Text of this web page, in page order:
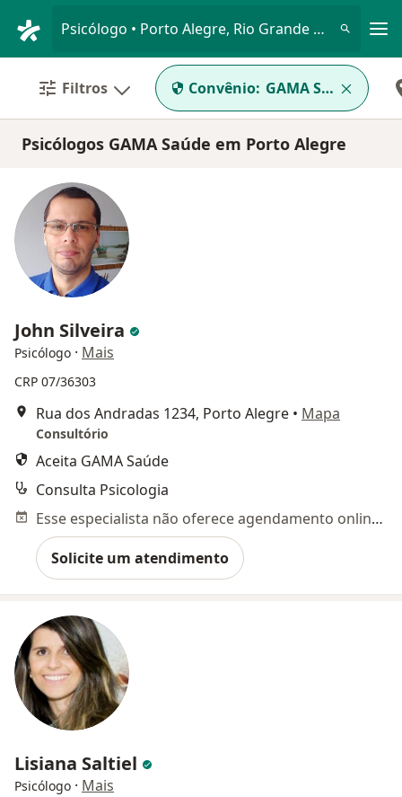
Psicólogo • Porto Alegre, Rio Grande do Sul RS
Filtros Convênio: GAMA Saúde
Psicólogos GAMA Saúde em Porto Alegre
John Silveira
Psicólogo · Mais
CRP 07/36303
Rua dos Andradas 1234, Porto Alegre • Mapa
Consultório
Aceita GAMA Saúde
Consulta Psicologia
Esse especialista não oferece agendamento online para esse endereço.
Solicite um atendimento
Lisiana Saltiel
Psicólogo · Mais